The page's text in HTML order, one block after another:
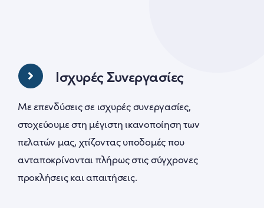
Ισχυρές Συνεργασίες
Με επενδύσεις σε ισχυρές συνεργασίες,
στοχεύουμε στη μέγιστη ικανοποίηση των
πελατών μας, χτίζοντας υποδομές που
ανταποκρίνονται πλήρως στις σύγχρονες
προκλήσεις και απαιτήσεις.